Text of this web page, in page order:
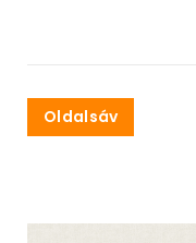
Oldalsáv